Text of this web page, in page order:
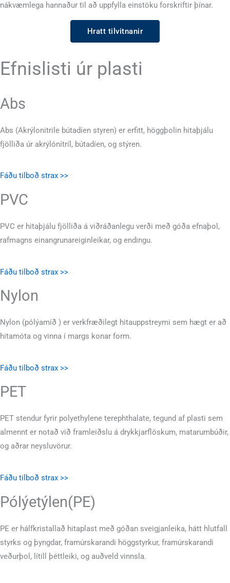
nákvæmlega hannaður til að uppfylla einstöku forskriftir þínar.
Hratt tilvitnanir
Efnislisti úr plasti
Abs
Abs (Akrýlonitrile bútadíen styren) er erfitt, höggþolin hitaþjálu
fjölliða úr akrýlónítríl, bútadíen, og stýren.
Fáðu tilboð strax >>
PVC
PVC er hitaþjálu fjölliða á viðráðanlegu verði með góða efnaþol,
rafmagns einangrunareiginleikar, og endingu.
Fáðu tilboð strax >>
Nylon
Nylon (pólýamíð ) er verkfræðilegt hitauppstreymi sem hægt er að
hitamóta og vinna í margs konar form.
Fáðu tilboð strax >>
PET
PET stendur fyrir polyethylene terephthalate, tegund af plasti sem
almennt er notað við framleiðslu á drykkjarflöskum, matarumbúðir,
og aðrar neysluvörur.
Fáðu tilboð strax >>
Pólýetýlen(PE)
PE er hálfkristallað hitaplast með góðan sveigjanleika, hátt hlutfall
styrks og þyngdar, framúrskarandi höggstyrkur, framúrskarandi
veðurþol, lítill þéttleiki, og auðveld vinnsla.